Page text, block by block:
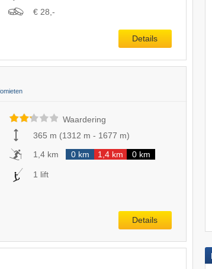
€ 28,-
Details
Waardering
365 m (1312 m - 1677 m)
1,4 km
0 km 1,4 km 0 km
1 lift
Details